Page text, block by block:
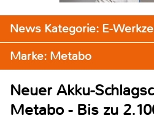
News Kategorie: E-
Marke: Metabo
Neuer Akku-
Metabo - Bis zu